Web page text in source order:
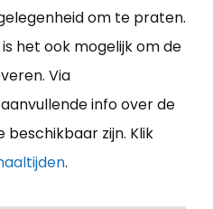
om te praten.
het ook mogelijk om de
Via
info over de
zijn. Klik
.